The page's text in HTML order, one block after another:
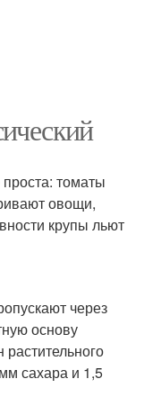
томаты
овощи,
крупы льют
через
основу
сахара и 1,5